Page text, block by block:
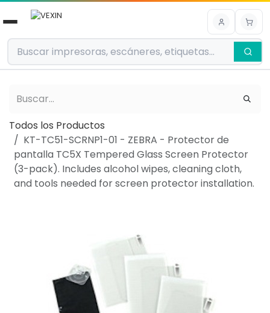
Ir al contenido
Todos los Productos
KT-TC51-SCRNP1-01 - ZEBRA - Protector de
pantalla TC5X Tempered Glass Screen Protector
(3-pack). Includes alcohol wipes, cleaning cloth,
and tools needed for screen protector installation.